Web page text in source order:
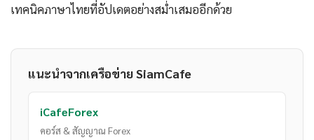
เทคนิคภาษาไทยที่อัปเดตอย่างสม่ำเสมออีกด้วย
แนะนำจากเครือข่าย SiamCafe
iCafeForex
คอร์ส & สัญญาณ Forex